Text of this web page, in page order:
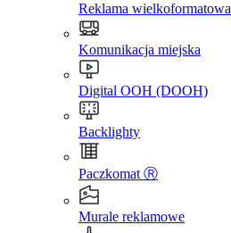
Reklama wielkoformatowa
Komunikacja miejska
Digital OOH (DOOH)
Backlighty
Paczkomat Ⓡ
Murale reklamowe